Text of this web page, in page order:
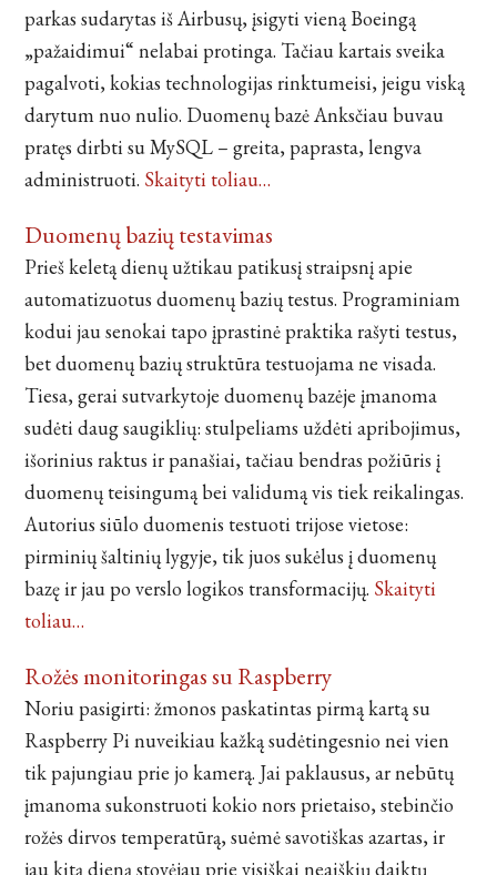
parkas sudarytas iš Airbusų, įsigyti vieną Boeingą
„pažaidimui“ nelabai protinga. Tačiau kartais sveika
pagalvoti, kokias technologijas rinktumeisi, jeigu viską
darytum nuo nulio. Duomenų bazė Anksčiau buvau
pratęs dirbti su MySQL – greita, paprasta, lengva
administruoti. Skaityti toliau…
Duomenų bazių testavimas
Prieš keletą dienų užtikau patikusį straipsnį apie
automatizuotus duomenų bazių testus. Programiniam
kodui jau senokai tapo įprastinė praktika rašyti testus,
bet duomenų bazių struktūra testuojama ne visada.
Tiesa, gerai sutvarkytoje duomenų bazėje įmanoma
sudėti daug saugiklių: stulpeliams uždėti apribojimus,
išorinius raktus ir panašiai, tačiau bendras požiūris į
duomenų teisingumą bei validumą vis tiek reikalingas.
Autorius siūlo duomenis testuoti trijose vietose:
pirminių šaltinių lygyje, tik juos sukėlus į duomenų
bazę ir jau po verslo logikos transformacijų. Skaityti
toliau…
Rožės monitoringas su Raspberry
Noriu pasigirti: žmonos paskatintas pirmą kartą su
Raspberry Pi nuveikiau kažką sudėtingesnio nei vien
tik pajungiau prie jo kamerą. Jai paklausus, ar nebūtų
įmanoma sukonstruoti kokio nors prietaiso, stebinčio
rožės dirvos temperatūrą, suėmė savotiškas azartas, ir
jau kitą dieną stovėjau prie visiškai neaiškių daiktų